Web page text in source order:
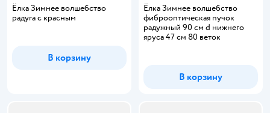
Ёлка Зимнее волшебство
радуга с красным
В корзину
Ёлка Зимнее волшебство
фиброоптическая пучок
радужный 90 см d нижнего
яруса 47 см 80 веток
В корзину